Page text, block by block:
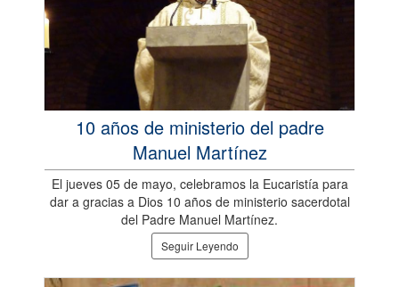
10 años de ministerio del padre
Manuel Martínez
El jueves 05 de mayo, celebramos la Eucaristía para
dar a gracias a Dios 10 años de ministerio sacerdotal
del Padre Manuel Martínez.
Seguir Leyendo